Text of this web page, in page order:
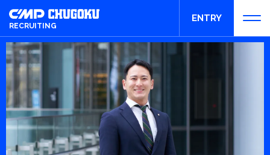
RECRUITING
ENTRY